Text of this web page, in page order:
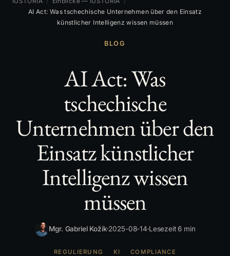
AI Act: Was tschechische Unternehmen über den Einsatz
künstlicher Intelligenz wissen müssen
BLOG
AI Act: Was
tschechische
Unternehmen über den
Einsatz künstlicher
Intelligenz wissen
müssen
Mgr. Gabriel Kožík 2025-08-14 Lesezeit 6 min
REGULIERUNG KI COMPLIANCE